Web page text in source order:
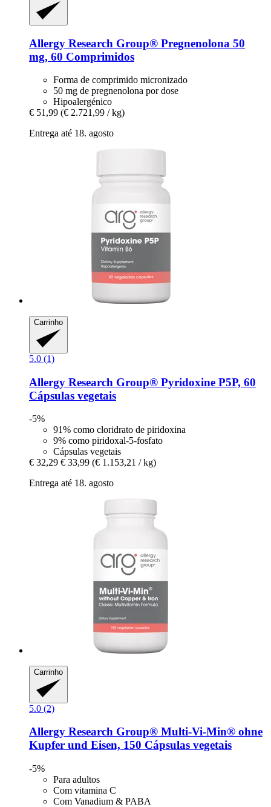
Allergy Research Group® Pregnenolona 50
mg, 60 Comprimidos
Forma de comprimido micronizado
50 mg de pregnenolona por dose
Hipoalergénico
€ 51,99 (€ 2.721,99 / kg)
Entrega até 18. agosto
Carrinho
5.0 (1)
Allergy Research Group® Pyridoxine P5P, 60
Cápsulas vegetais
-5%
91% como cloridrato de piridoxina
9% como piridoxal-5-fosfato
Cápsulas vegetais
€ 32,29 € 33,99 (€ 1.153,21 / kg)
Entrega até 18. agosto
Carrinho
5.0 (2)
Allergy Research Group® Multi-​Vi-​Min® ohne
Kupfer und Eisen, 150 Cápsulas vegetais
-5%
Para adultos
Com vitamina C
Com Vanadium & PABA